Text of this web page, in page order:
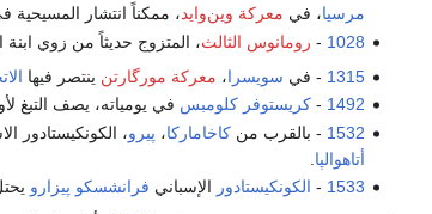
مرسيا، في معركة وين‌وايد، ممكناً انتشار المسيحية
1028
- رومانوس الثالث، المتزوج حديثاً من زوي ابنة
1315 - في سويسرا، معركة مورگارتن ينتصر فيها
1492
-كريستوفر كلومبس في يومياته، يصف التبغ
1532 - بالقرب منكاخاماركا، پيرو، الكونكيستادور
أتاهوالپا
1533
- الكونكيستادور الإسباني فرانشسكو پيزارو